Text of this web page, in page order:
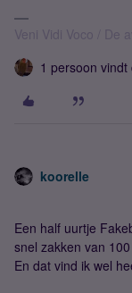
Veni Vidi Voco / De
1 persoon vindt
koorelle
Een half uurtje
snel zakken van
En dat vind ik wel